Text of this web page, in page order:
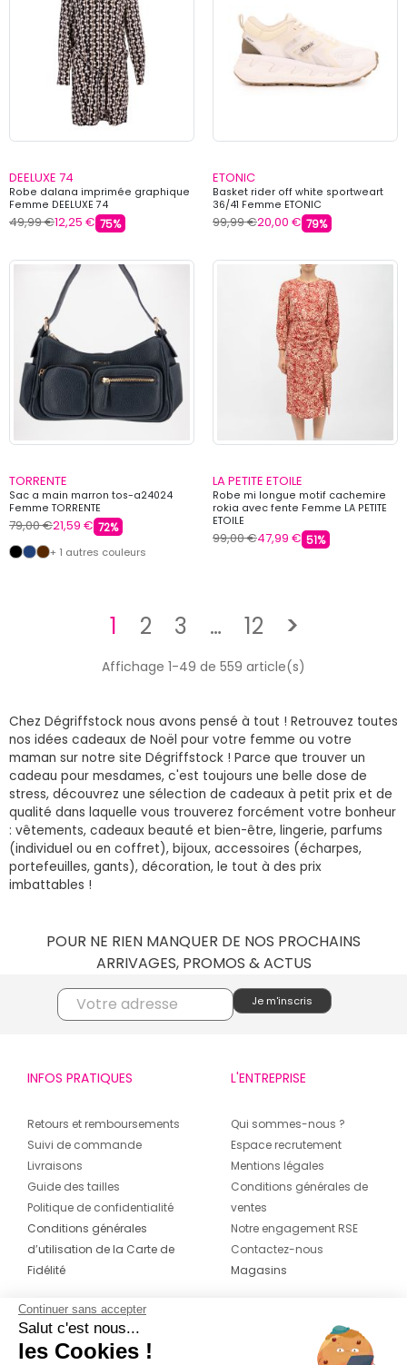
DEELUXE 74
Robe dalana imprimée graphique
Femme DEELUXE 74
49,99 €12,25 € 75%
ETONIC
Basket rider off white sportweart
36/41 Femme ETONIC
99,99 €20,00 € 79%
TORRENTE
Sac a main marron tos-a24024
Femme TORRENTE
79,00 €21,59 € 72%
+ 1 autres couleurs
LA PETITE ETOILE
Robe mi longue motif cachemire
rokia avec fente Femme LA PETITE
ETOILE
99,00 €47,99 € 51%
1 2 3 … 12 >Suivant
Affichage 1-49 de 559 article(s)
Chez Dégriffstock nous avons pensé à tout ! Retrouvez toutes
nos idées cadeaux de Noël pour votre femme ou votre
maman sur notre site Dégriffstock ! Parce que trouver un
cadeau pour mesdames, c'est toujours une belle dose de
stress, découvrez une sélection de cadeaux à petit prix et de
qualité dans laquelle vous trouverez forcément votre bonheur
: vêtements, cadeaux beauté et bien-être, lingerie, parfums
(individuel ou en coffret), bijoux, accessoires (écharpes,
portefeuilles, gants), décoration, le tout à des prix
imbattables !
POUR NE RIEN MANQUER DE NOS PROCHAINS
ARRIVAGES, PROMOS & ACTUS
INFOS PRATIQUES
Retours et remboursements
Suivi de commande
Livraisons
Guide des tailles
Politique de confidentialité
Conditions générales
d’utilisation de la Carte de
Fidélité
L'ENTREPRISE
Qui sommes-nous ?
Espace recrutement
Mentions légales
Conditions générales de
ventes
Notre engagement RSE
Contactez-nous
Magasins
CONTACT
04 42 20 78 42
Continuer sans accepter
Salut c'est nous...
les Cookies !